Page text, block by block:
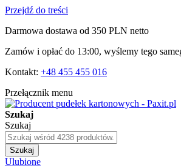
Przejdź do treści
Darmowa dostawa od 350 PLN netto
Zamów i opłać do 13:00, wyślemy tego
Kontakt: +48 455 455 016
Przełącznik menu
Szukaj
Szukaj
Szukaj
Ulubione